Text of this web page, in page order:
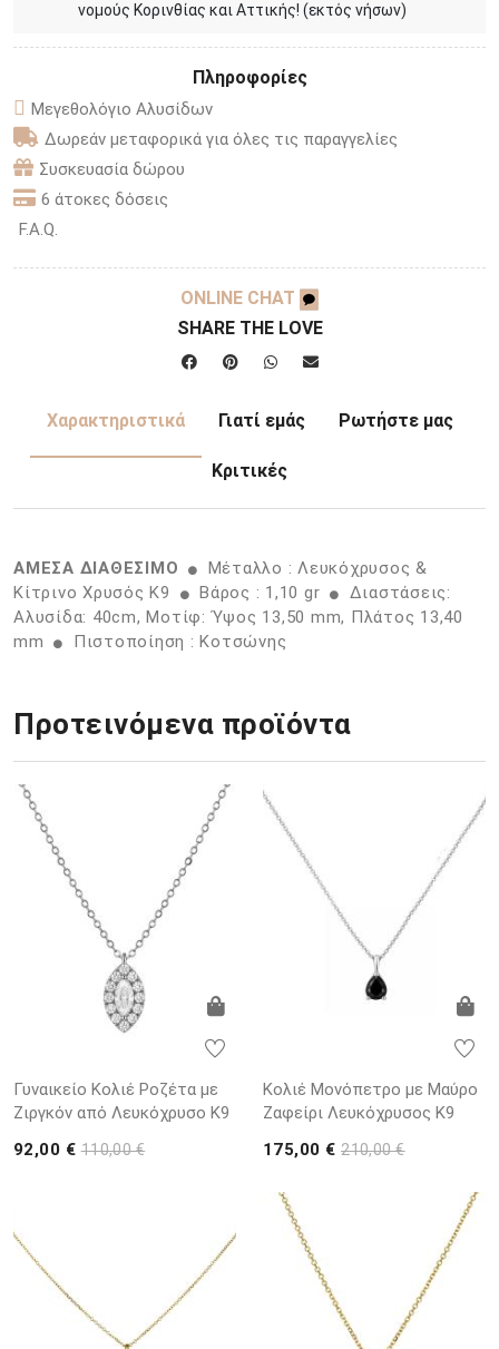
νομούς Κορινθίας και Αττικής! (εκτός νήσων)
Πληροφορίες
Μεγεθολόγιο Αλυσίδων
Δωρεάν μεταφορικά για όλες τις παραγγελίες
Συσκευασία δώρου
6 άτοκες δόσεις
F.A.Q.
ONLINE CHAT
SHARE THE LOVE
Χαρακτηριστικά Γιατί εμάς Ρωτήστε μας
Κριτικές
ΑΜΕΣΑ ΔΙΑΘΕΣΙΜΟ
Μέταλλο : Λευκόχρυσος &
Κίτρινο Χρυσός K9
Βάρος : 1,10 gr
Διαστάσεις:
Αλυσίδα: 40cm, Μοτίφ: Ύψος 13,50 mm, Πλάτος 13,40
mm
Πιστοποίηση : Κοτσώνης
Προτεινόμενα προϊόντα
Γυναικείο Κολιέ Ροζέτα με
Ζιργκόν από Λευκόχρυσο K9
92,00 €110,00 €
Κολιέ Μονόπετρο με Μαύρο
Ζαφείρι Λευκόχρυσος K9
175,00 €210,00 €